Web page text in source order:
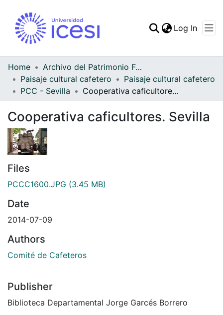
Statistics
Log In
Home
Archivo del Patrimonio Fotográfico y Fílmico del Valle del Cauca
Paisaje cultural cafetero
Paisaje cultural cafetero
PCC - Sevilla
Cooperativa caficultores. Sevilla
Cooperativa caficultores. Sevilla
Files
PCCC1600.JPG (3.45 MB)
Date
2014-07-09
Authors
Comité de Cafeteros
Publisher
Biblioteca Departamental Jorge Garcés Borrero